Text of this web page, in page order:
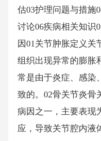
估03护理问题与措施
讨论06疾病相关知识
因01关节肿胀定义关
组织出现异常的膨胀
常是由于炎症、感染
致的。02骨关节炎骨
病因之一，主要表现
应，导致关节腔内液